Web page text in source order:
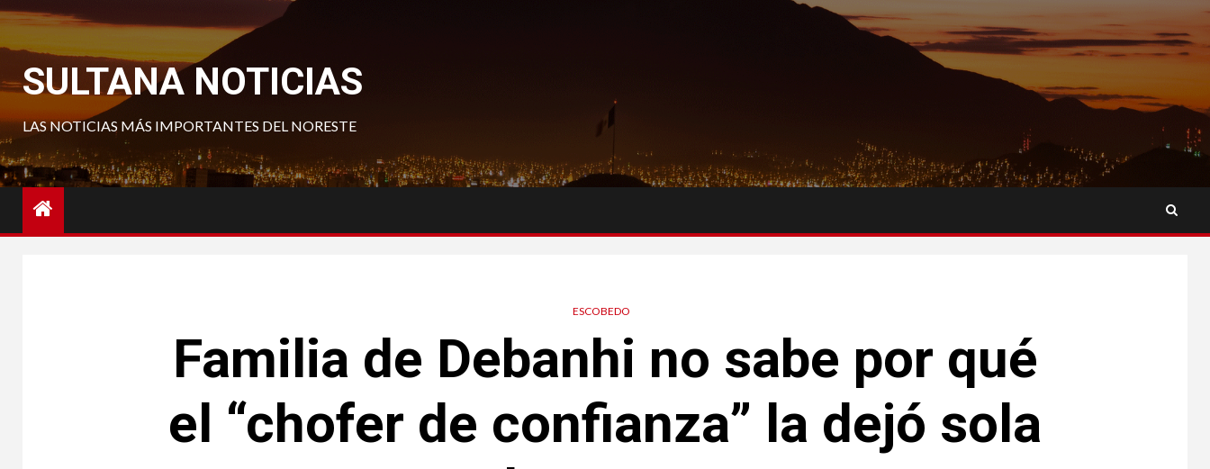
Saltar
al
contenido
SULTANA NOTICIAS
LAS NOTICIAS MÁS IMPORTANTES DEL NORESTE
ESCOBEDO
Familia de Debanhi no sabe por qué
el “chofer de confianza” la dejó sola